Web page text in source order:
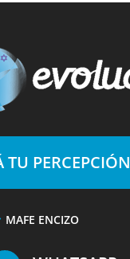
PERCEPCIÓN
MAFE ENCIZO